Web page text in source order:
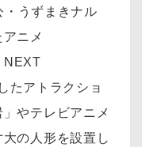
・うずまきナル
ニメ
NEXT
たアトラクショ
やテレビアニメ
の人形を設置し